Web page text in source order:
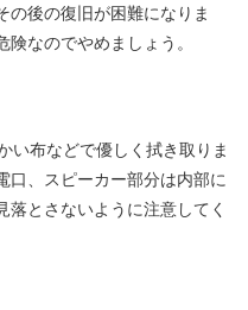
の後の復旧が困難になりま
なのでやめましょう。
い布などで優しく拭き取りま
口、スピーカー部分は内部に
とさないように注意してく